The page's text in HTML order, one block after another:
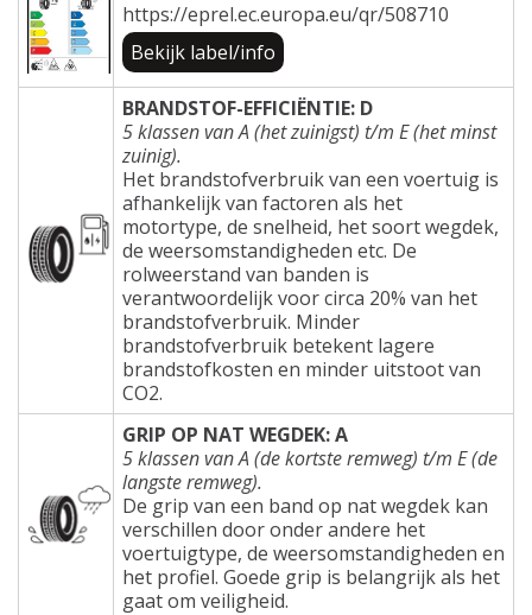
https://eprel.ec.europa.eu/qr/508710
Bekijk label/info
BRANDSTOF-EFFICIËNTIE: D
5 klassen van A (het zuinigst) t/m E (het minst
zuinig).
Het brandstofverbruik van een voertuig is
afhankelijk van factoren als het
motortype, de snelheid, het soort wegdek,
de weersomstandigheden etc. De
rolweerstand van banden is
verantwoordelijk voor circa 20% van het
brandstofverbruik. Minder
brandstofverbruik betekent lagere
brandstofkosten en minder uitstoot van
CO2.
GRIP OP NAT WEGDEK: A
5 klassen van A (de kortste remweg) t/m E (de
langste remweg).
De grip van een band op nat wegdek kan
verschillen door onder andere het
voertuigtype, de weersomstandigheden en
het profiel. Goede grip is belangrijk als het
gaat om veiligheid.